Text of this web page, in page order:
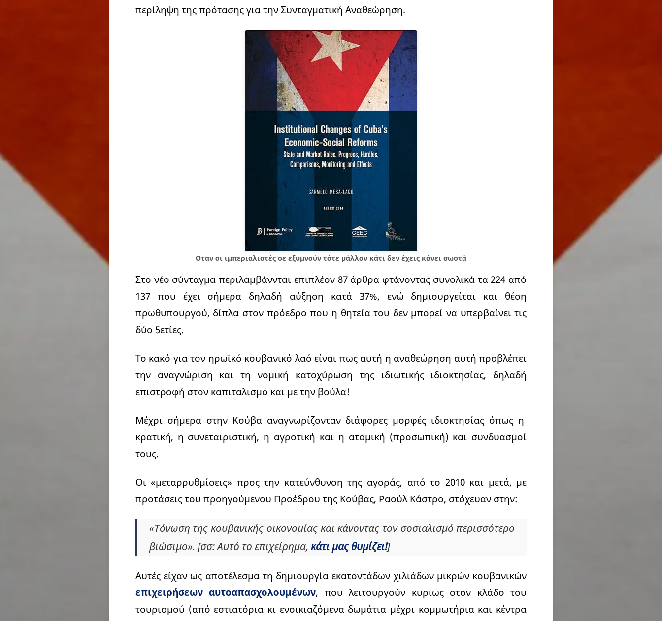
περίληψη της πρότασης για την Συνταγματική Αναθεώρηση.
Οταν οι ιμπεριαλιστές σε εξυμνούν τότε μάλλον κάτι δεν έχεις κάνει σωστά
Στο νέο σύνταγμα περιλαμβάννται επιπλέον 87 άρθρα φτάνοντας συνολικά τα 224 από
137 που έχει σήμερα δηλαδή αύξηση κατά 37%, ενώ δημιουργείται και θέση
πρωθυπουργού, δίπλα στον πρόεδρο που η θητεία του δεν μπορεί να υπερβαίνει τις
δύο 5ετίες.
Το κακό για τον ηρωϊκό κουβανικό λαό είναι πως αυτή η αναθεώρηση αυτή προβλέπει
την αναγνώριση και τη νομική κατοχύρωση της ιδιωτικής ιδιοκτησίας, δηλαδή
επιστροφή στον καπιταλισμό και με την βούλα!
Μέχρι σήμερα στην Κούβα αναγνωρίζονταν διάφορες μορφές ιδιοκτησίας όπως η
κρατική, η συνεταιριστική, η αγροτική και η ατομική (προσωπική) και συνδυασμοί
τους.
Οι «μεταρρυθμίσεις» προς την κατεύνθυνση της αγοράς, από το 2010 και μετά, με
προτάσεις του προηγούμενου Προέδρου της Κούβας, Ραούλ Κάστρο, στόχευαν στην:
«Τόνωση της κουβανικής οικονομίας και κάνοντας τον σοσιαλισμό περισσότερο
βιώσιμο». [σσ: Αυτό το επιχείρημα, κάτι μας θυμίζει!]
Αυτές είχαν ως αποτέλεσμα τη δημιουργία εκατοντάδων χιλιάδων μικρών κουβανικών
επιχειρήσεων αυτοαπασχολουμένων, που λειτουργούν κυρίως στον κλάδο του
τουρισμού (από εστιατόρια κι ενοικιαζόμενα δωμάτια μέχρι κομμωτήρια και κέντρα